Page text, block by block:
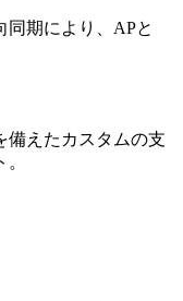
同期により、APと
備えたカスタムの支